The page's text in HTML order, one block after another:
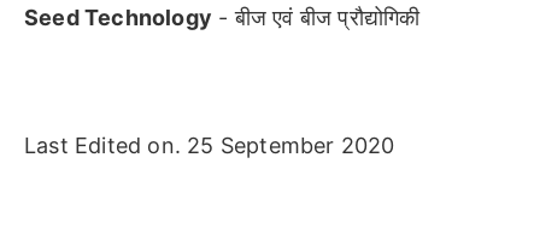
Seed Technology - बीज एवं बीज प्रौद्योगिकी
Last Edited on. 25 September 2020